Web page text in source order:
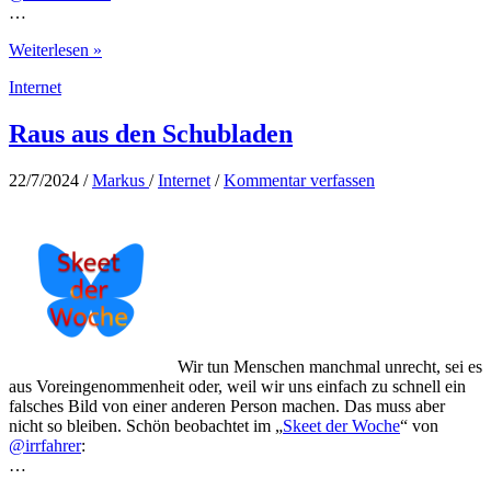
…
Unterm
Weiterlesen »
Internet
Raus aus den Schubladen
22/7/2024 /Markus /Internet /Kommentar verfassen
Wir tun Menschen manchmal unrecht, sei es
aus Voreingenommenheit oder, weil wir uns einfach zu schnell ein
falsches Bild von einer anderen Person machen. Das muss aber
nicht so bleiben. Schön beobachtet im „Skeet der Woche“ von
@irrfahrer:
…